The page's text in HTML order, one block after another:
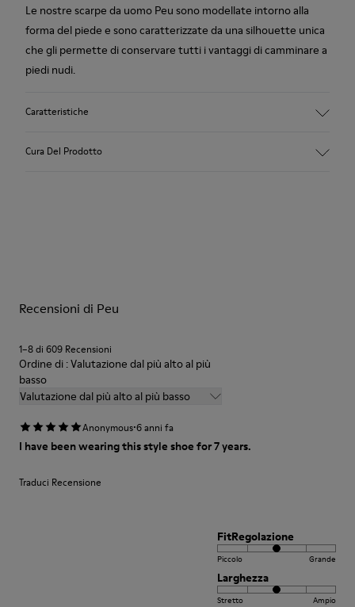
Le nostre scarpe da uomo Peu sono modellate intorno alla
forma del piede e sono caratterizzate da una silhouette unica
che gli permette di conservare tutti i vantaggi di camminare a
piedi nudi.
Caratteristiche
Cura Del Prodotto
di scarpe, consulta la
Recensioni di Peu
1–8 di 609 Recensioni
Ordine di : Valutazione dal più alto al più
basso
Valutazione dal più alto al più basso
Anonymous·6 anni fa
I have been wearing this style shoe for 7 years.
Traduci Recensione
FitRegolazione
Piccolo Grande
Larghezza
Stretto Ampio